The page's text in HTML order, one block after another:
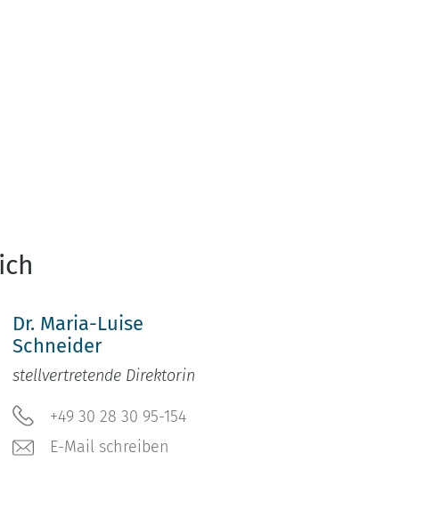
Dr. Maria-Luise
Schneider
stellvertretende Direktorin
+49 30 28 30 95-154
E-Mail schreiben